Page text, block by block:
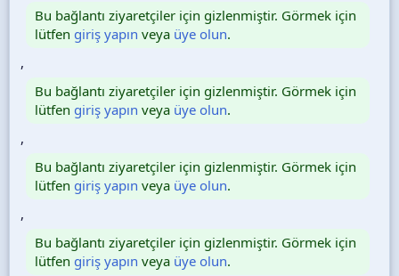
Bu bağlantı ziyaretçiler için gizlenmiştir. Görmek için
lütfen giriş yapın veya üye olun.
,
Bu bağlantı ziyaretçiler için gizlenmiştir. Görmek için
lütfen giriş yapın veya üye olun.
,
Bu bağlantı ziyaretçiler için gizlenmiştir. Görmek için
lütfen giriş yapın veya üye olun.
,
Bu bağlantı ziyaretçiler için gizlenmiştir. Görmek için
lütfen giriş yapın veya üye olun.